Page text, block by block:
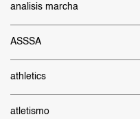
analisis marcha
ASSSA
athletics
atletismo